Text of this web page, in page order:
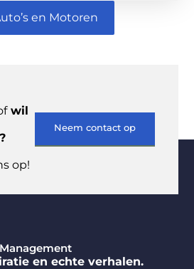
en Motoren
wil
op!
Neem contact op
en echte verhalen.